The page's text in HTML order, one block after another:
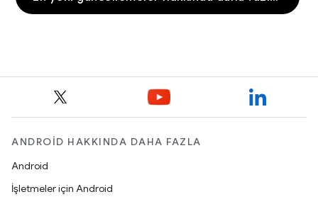
ANDROID HAKKINDA DAHA FAZLA
Android
İşletmeler için Android